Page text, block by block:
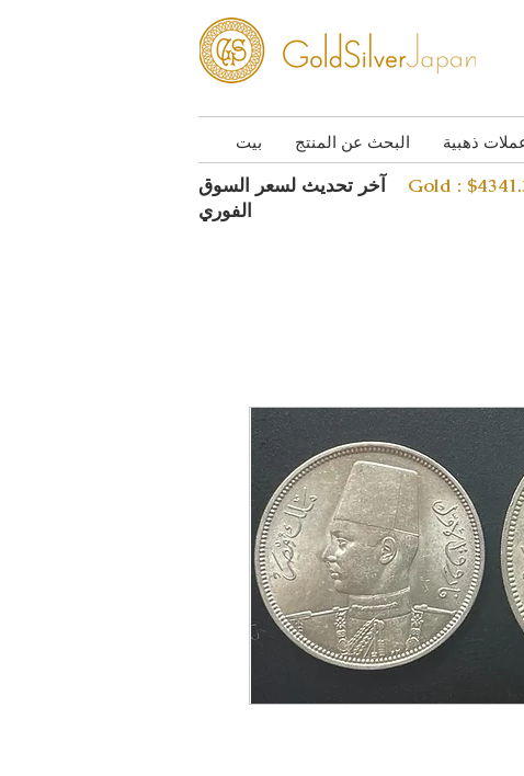
بيت البحث عن المنتج ذهبية
آخر تحديث لسعر السوق
الفوري
Gold :